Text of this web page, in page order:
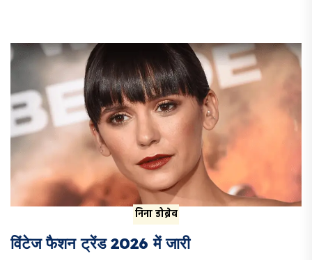
निना डोब्रेव
विंटेज फैशन ट्रेंड 2026 में जारी